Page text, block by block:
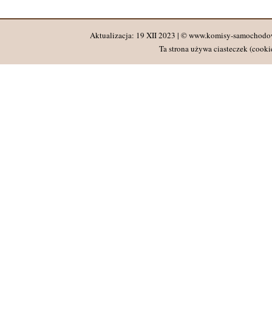
Aktualizacja: 19 XII 2023 | © www.komisy-
Ta strona używa ciasteczek